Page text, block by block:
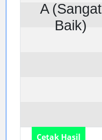
A (Sangat
Baik)
Cetak Hasil